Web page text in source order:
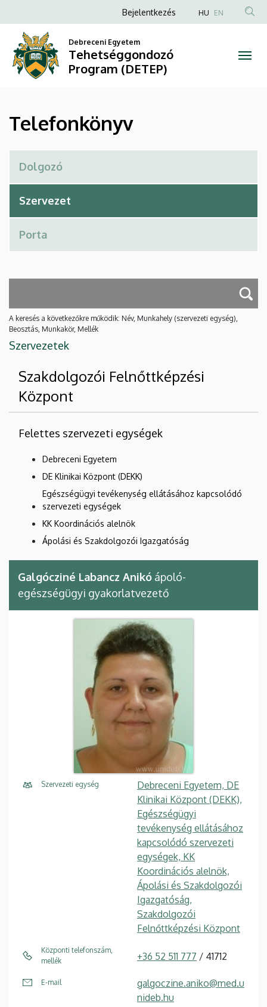
Telefonkönyv
Tehetséggondozó
Program
(DETEP)
a
tartalomra
Anonim
fiók
menüje
Bejelentkezés HU EN
Debreceni Egyetem
Tehetséggondozó
Program (DETEP)
Telefonkönyv
A keresés a következőkre működik: Név, Munkahely (szervezeti egység),
Beosztás, Munkakör, Mellék
Szervezetek
Szakdolgozói Felnőttképzési
Központ
Felettes szervezeti egységek
Debreceni Egyetem
DE Klinikai Központ (DEKK)
Egészségügyi tevékenység ellátásához kapcsolódó
szervezeti egységek
KK Koordinációs alelnök
Ápolási és Szakdolgozói Igazgatóság
Galgócziné Labancz Anikó ápoló-
egészségügyi gyakorlatvezető
Szervezeti egység
Debreceni Egyetem, DE
Klinikai Központ (DEKK),
Egészségügyi
tevékenység ellátásához
kapcsolódó szervezeti
egységek, KK
Koordinációs alelnök,
Ápolási és Szakdolgozói
Igazgatóság,
Szakdolgozói
Felnőttképzési Központ
Központi telefonszám,
mellék
+36 52 511 777 / 41712
E-mail
galgoczine.aniko@med.u
nideb.hu